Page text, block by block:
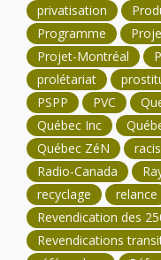
privatisation
Programme
Projet-Montréal
prolétariat
PSPP
PVC
Québec Inc
Québec ZéN
Radio-Canada
recyclage
relance
Revendication des
Revendications